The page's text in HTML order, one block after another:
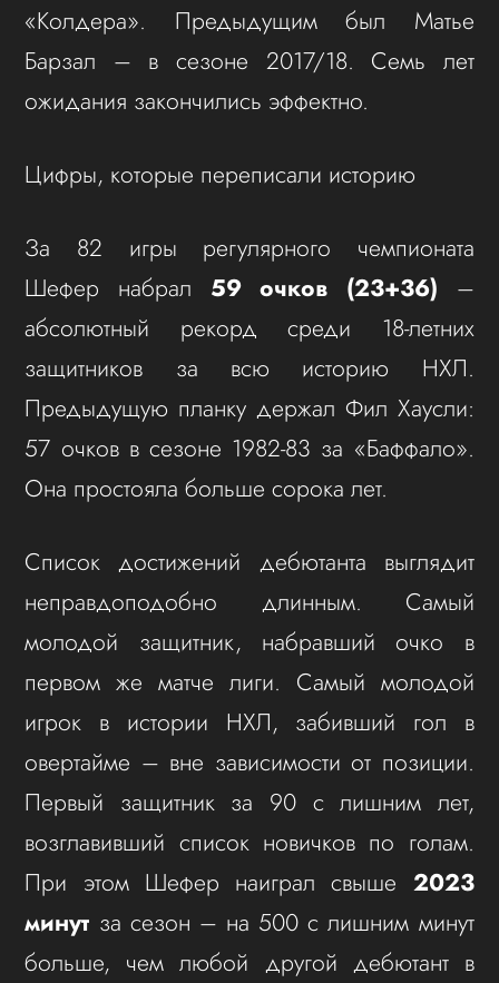
«Колдера». Предыдущим был Матье
Барзал – в сезоне 2017/18. Семь лет
ожидания закончились эффектно.
Цифры, которые переписали историю
За 82 игры регулярного чемпионата
Шефер набрал 59 очков (23+36) –
абсолютный рекорд среди 18-летних
защитников за всю историю НХЛ.
Предыдущую планку держал Фил Хаусли:
57 очков в сезоне 1982-83 за «Баффало».
Она простояла больше сорока лет.
Список достижений дебютанта выглядит
неправдоподобно длинным. Самый
молодой защитник, набравший очко в
первом же матче лиги. Самый молодой
игрок в истории НХЛ, забивший гол в
овертайме – вне зависимости от позиции.
Первый защитник за 90 с лишним лет,
возглавивший список новичков по голам.
При этом Шефер наиграл свыше 2023
минут за сезон – на 500 с лишним минут
больше, чем любой другой дебютант в